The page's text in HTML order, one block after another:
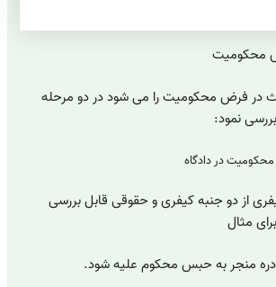
محکومیت
در فرض محکومیت را می شود در دو مرحله
نمود:
از دو جنبه کیفری و حقوقی قابل بررسی
مثال
منجر به حبس محکوم علیه شود.